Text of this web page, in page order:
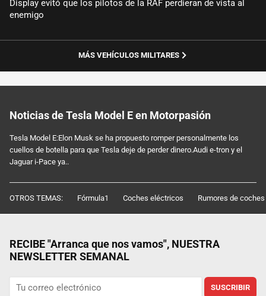
Display evitó que los pilotos de la RAF perdieran de vista al
enemigo
MÁS VEHÍCULOS MILITARES
Noticias de Tesla Model E en Motorpasión
Tesla Model E:Elon Musk se ha propuesto romper personalmente los
cuellos de botella para que Tesla deje de perder dinero.Audi e-tron y el
Jaguar i-Pace ya..
OTROS TEMAS: Fórmula1 Coches eléctricos Rumores de coches
RECIBE "Arranca que nos vamos", NUESTRA
NEWSLETTER SEMANAL
SUSCRIBIR